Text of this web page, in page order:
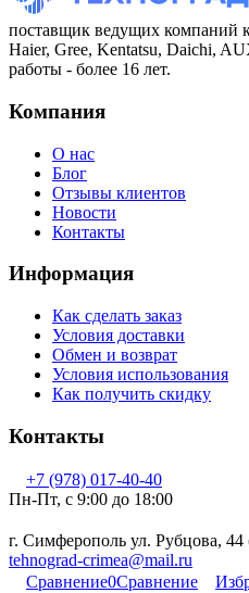
поставщик ведущих компаний
Haier, Gree, Kentatsu, Daichi,
работы - более 16 лет.
Компания
О нас
Блог
Отзывы клиентов
Новости
Контакты
Информация
Как сделать заказ
Условия доставки
Обмен и возврат
Условия использования
Как получить скидку
Контакты
+7 (978) 017-40-40
Пн-Пт, c 9:00 до 18:00
г. Симферополь ул. Рубцова,
tehnograd-crimea@mail.ru
Сравнение0Сравнение